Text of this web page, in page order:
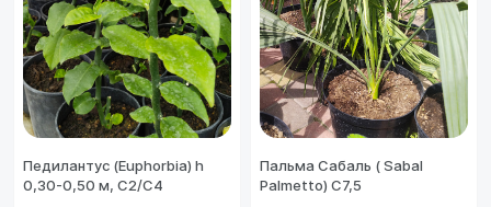
Педилантус (Euphorbia) h
0,30-0,50 м, С2/С4
Пальма Сабаль ( Sabal
Palmetto) C7,5